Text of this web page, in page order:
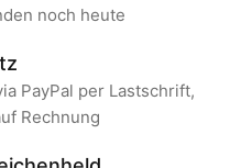
noch heute
PayPal per Lastschrift,
Rechnung